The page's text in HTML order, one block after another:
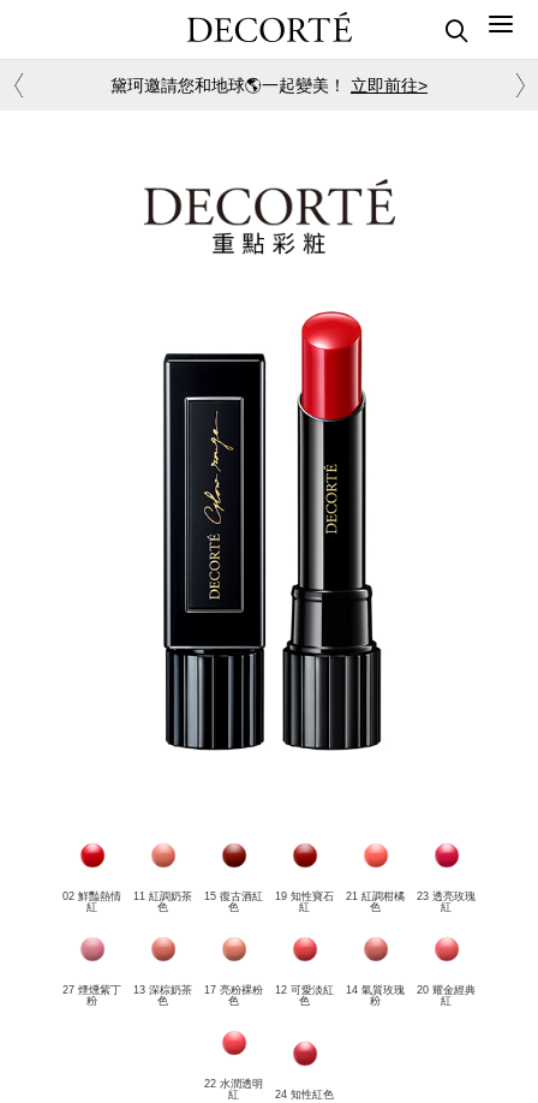
黛珂邀請您和地球🌎一起變美！ 立即前往>
02 鮮豔熱情
紅
11 紅調奶茶
色
15 復古酒紅
色
19 知性寶石
紅
21 紅調柑橘
色
23 透亮玫瑰
紅
27 煙燻紫丁
粉
13 深棕奶茶
色
17 亮粉裸粉
色
12 可愛淡紅
色
14 氣質玫瑰
粉
20 耀金經典
紅
22 水潤透明
紅
24 知性紅色